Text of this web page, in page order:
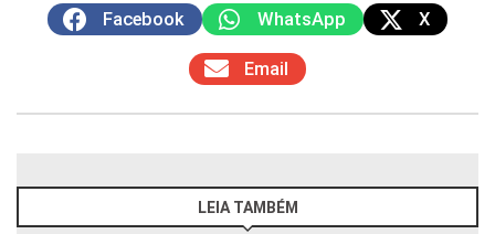
Facebook WhatsApp X
Email
LEIA TAMBÉM